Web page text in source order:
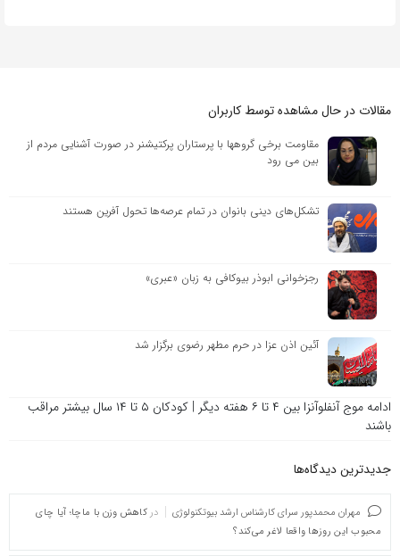
مقالات در حال مشاهده توسط کاربران
مقاومت برخی گروهها با پرستاران پرکتیشنر در صورت آشنایی مردم از
بین می رود
تشکل‌های دینی بانوان در تمام عرصه‌ها تحول آفرین هستند
رجزخوانی ابوذر بیوکافی به زبان «عبری»
آئین اذن عزا در حرم مطهر رضوی برگزار شد
ادامه موج آنفلوآنزا بین ۴ تا ۶ هفته دیگر | کودکان ۵ تا ۱۴ سال بیشتر مراقب
باشند
جدیدترین دیدگاه‌‌ها
مهران محمدپور سرای کارشناس ارشد بیوتکنولوژی در کاهش وزن با ماچا؛ آیا چای
محبوب این روزها واقعا لاغر می‌کند؟